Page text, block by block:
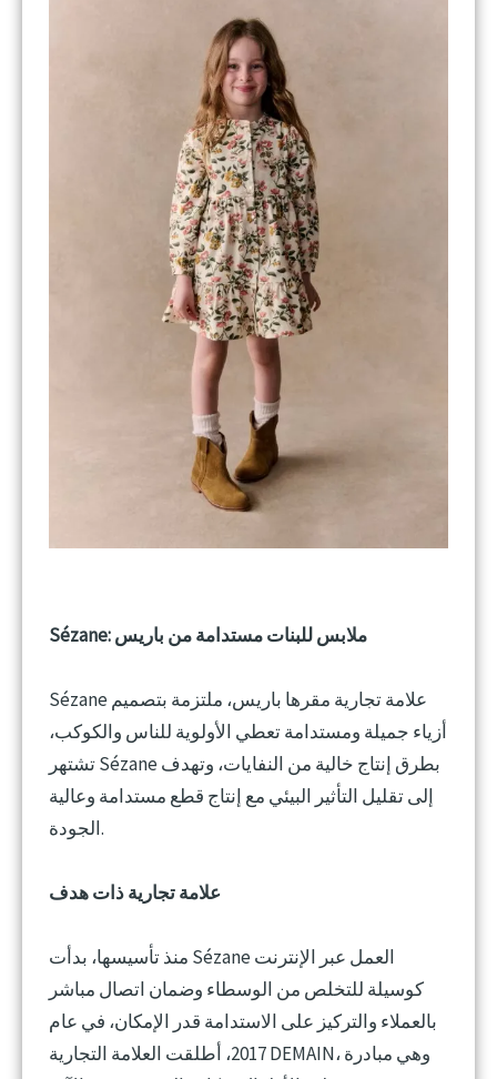
Sézane: ملابس للبنات مستدامة من باريس
Sézane علامة تجارية مقرها باريس، ملتزمة بتصميم
أزياء جميلة ومستدامة تعطي الأولوية للناس والكوكب،
تشتهر Sézane بطرق إنتاج خالية من النفايات، وتهدف
إلى تقليل التأثير البيئي مع إنتاج قطع مستدامة وعالية
الجودة.
علامة تجارية ذات هدف
منذ تأسيسها، بدأت Sézane العمل عبر الإنترنت
كوسيلة للتخلص من الوسطاء وضمان اتصال مباشر
بالعملاء والتركيز على الاستدامة قدر الإمكان، في عام
2017، أطلقت العلامة التجارية DEMAIN، وهي مبادرة